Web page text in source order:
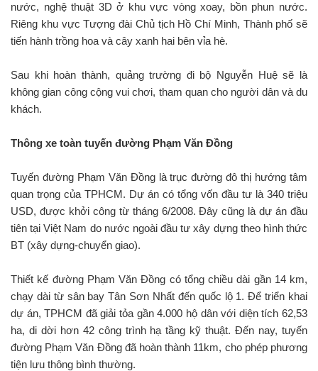
nước, nghệ thuật 3D ở khu vực vòng xoay, bồn phun nước.
Riêng khu vực Tượng đài Chủ tịch Hồ Chí Minh, Thành phố sẽ
tiến hành trồng hoa và cây xanh hai bên vỉa hè.
Sau khi hoàn thành, quảng trường đi bộ Nguyễn Huệ sẽ là
không gian công cộng vui chơi, tham quan cho người dân và du
khách.
Thông xe toàn tuyến đường Phạm Văn Đồng
Tuyến đường Phạm Văn Đồng là trục đường đô thị hướng tâm
quan trọng của TPHCM. Dự án có tổng vốn đầu tư là 340 triệu
USD, được khởi công từ tháng 6/2008. Đây cũng là dự án đầu
tiên tại Việt Nam do nước ngoài đầu tư xây dựng theo hình thức
BT (xây dựng-chuyển giao).
Thiết kế đường Phạm Văn Đồng có tổng chiều dài gần 14 km,
chạy dài từ sân bay Tân Sơn Nhất đến quốc lộ 1. Để triển khai
dự án, TPHCM đã giải tỏa gần 4.000 hộ dân với diện tích 62,53
ha, di dời hơn 42 công trình hạ tầng kỹ thuật. Đến nay, tuyến
đường Phạm Văn Đồng đã hoàn thành 11km, cho phép phương
tiện lưu thông bình thường.